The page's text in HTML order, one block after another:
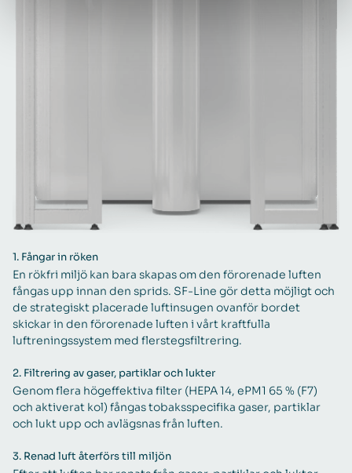
1. Fångar in röken
En rökfri miljö kan bara skapas om den förorenade luften
fångas upp innan den sprids. SF-Line gör detta möjligt och
de strategiskt placerade luftinsugen ovanför bordet
skickar in den förorenade luften i vårt kraftfulla
luftreningssystem med flerstegsfiltrering.
2. Filtrering av gaser, partiklar och lukter
Genom flera högeffektiva filter (HEPA 14, ePM1 65 % (F7)
och aktiverat kol) fångas tobaksspecifika gaser, partiklar
och lukt upp och avlägsnas från luften.
3. Renad luft återförs till miljön